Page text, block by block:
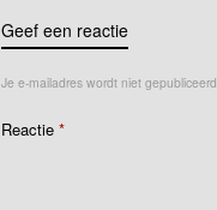
Geef een reactie
Je e-mailadres wordt niet gepubliceerd.
Reactie *